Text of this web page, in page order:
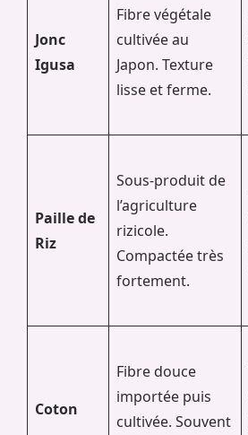
Jonc
Igusa
Fibre végétale
cultivée au
Japon. Texture
lisse et ferme.
Paille de
Riz
Sous-produit de
l’agriculture
rizicole.
Compactée très
fortement.
Coton
Fibre douce
importée puis
cultivée. Souvent